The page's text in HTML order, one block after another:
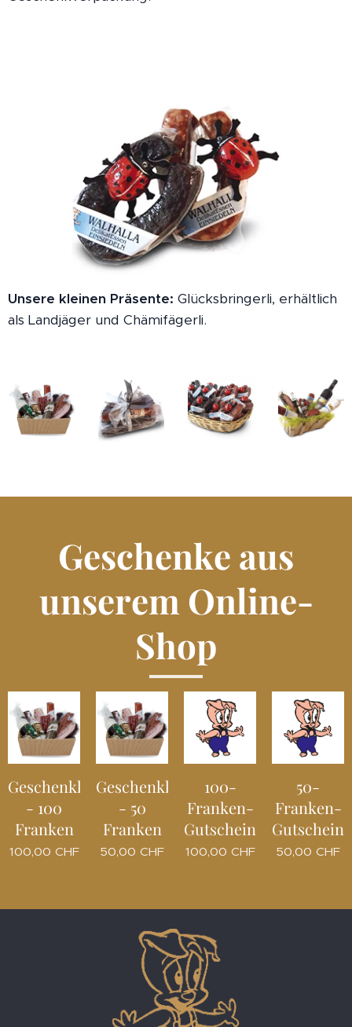
Unsere kleinen Präsente: Glücksbringerli, erhältlich
als Landjäger und Chämifägerli.
Geschenke aus
unserem Online-
Shop
Geschenkkorb
- 100
Franken
100,00 CHF
Geschenkkorb
- 50
Franken
50,00 CHF
100-
Franken-
Gutschein
100,00 CHF
50-
Franken-
Gutschein
50,00 CHF